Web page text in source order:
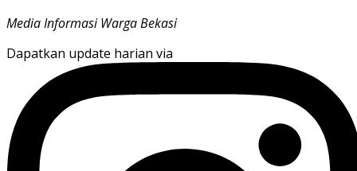
Media Informasi Warga Bekasi
Dapatkan update harian via